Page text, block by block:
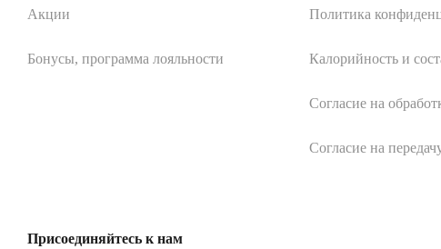
Акции
Бонусы, программа лояльности
Политика
Калорийность и
Согласие на
Согласие на
Присоединяйтесь к нам